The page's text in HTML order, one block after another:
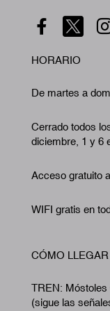
HORARIO
De martes a
Cerrado todos
diciembre, 1 y 6
Acceso gratuito
WIFI gratis en
CÓMO LLEGAR
TREN: Móstoles
(sigue las